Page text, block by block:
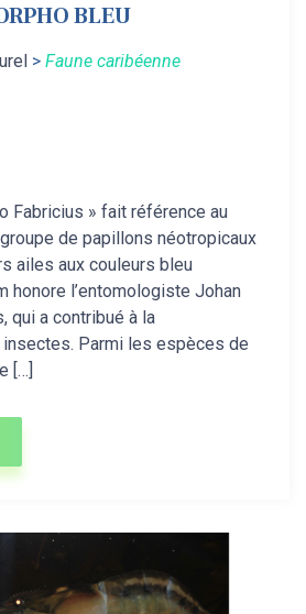
BLEU
> Faune caribéenne
Fabricius » fait référence au
de papillons néotropicaux
ailes aux couleurs bleu
honore l’entomologiste Johan
qui a contribué à la
Parmi les espèces de
[…]